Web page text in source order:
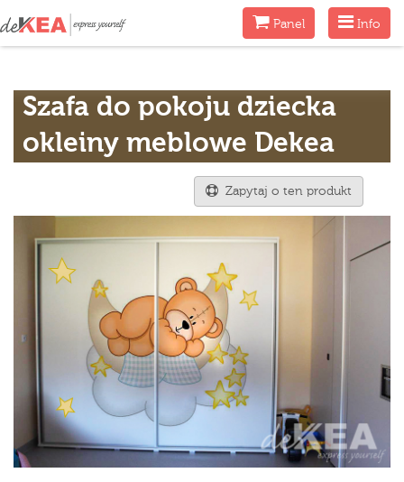
Menu
Info
MenuPanel
Szafa do pokoju dziecka
okleiny meblowe Dekea
Zapytaj o ten produkt